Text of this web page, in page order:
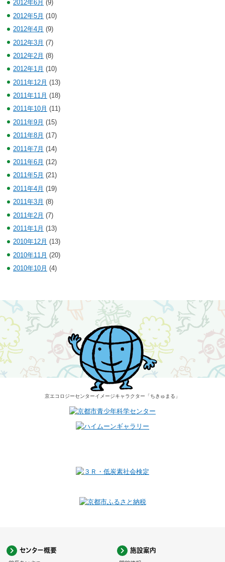
2012年6月 (9)
2012年5月 (10)
2012年4月 (9)
2012年3月 (7)
2012年2月 (8)
2012年1月 (10)
2011年12月 (13)
2011年11月 (18)
2011年10月 (11)
2011年9月 (15)
2011年8月 (17)
2011年7月 (14)
2011年6月 (12)
2011年5月 (21)
2011年4月 (19)
2011年3月 (8)
2011年2月 (7)
2011年1月 (13)
2010年12月 (13)
2010年11月 (20)
2010年10月 (4)
京エコロジーセンターイメージキャラクター 「ちきゅまる」
センター概要 施設案内